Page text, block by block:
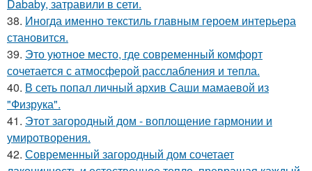
Dababy, затравили в сети.
38. Иногда именно текстиль главным героем интерьера
становится.
39. Это уютное место, где современный комфорт
сочетается с атмосферой расслабления и тепла.
40. В сеть попал личный архив Саши мамаевой из
"Физрука".
41. Этот загородный дом - воплощение гармонии и
умиротворения.
42. Современный загородный дом сочетает